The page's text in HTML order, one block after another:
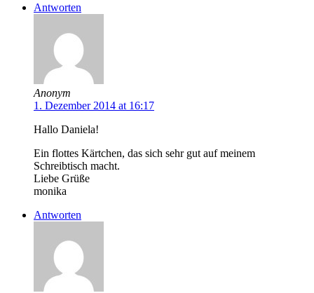
Antworten
Anonym
1. Dezember 2014 at 16:17
Hallo Daniela!
Ein flottes Kärtchen, das sich sehr gut auf meinem
Schreibtisch macht.
Liebe Grüße
monika
Antworten